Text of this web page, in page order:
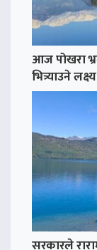
आज पोखरा
भित्र्याउने लक्ष्य
सरकारले